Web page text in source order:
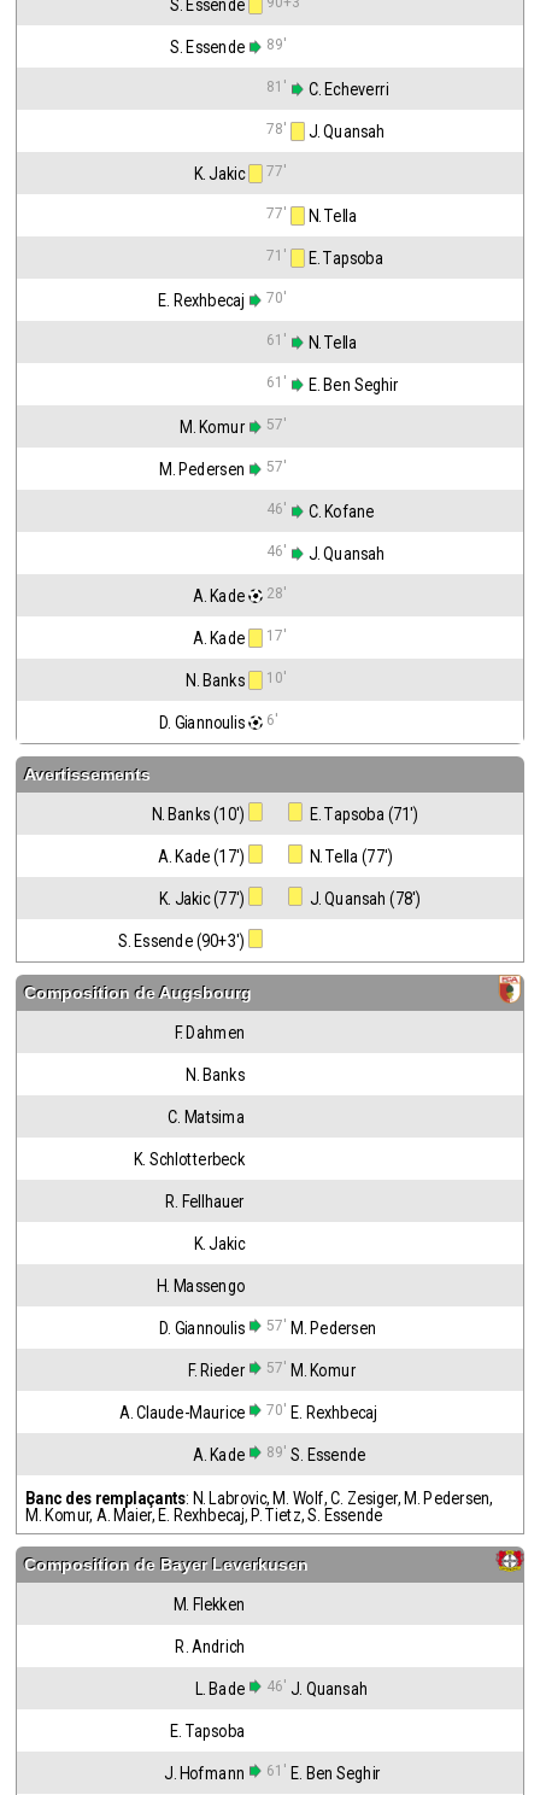
S. Essende
S. Essende 89'
81' C. Echeverri
78' J. Quansah
K. Jakic 77'
77' N. Tella
71' E. Tapsoba
E. Rexhbecaj 70'
61' N. Tella
61' E. Ben Seghir
M. Komur 57'
M. Pedersen 57'
46' C. Kofane
46' J. Quansah
A. Kade 28'
A. Kade 17'
N. Banks 10'
D. Giannoulis 6'
Avertissements
N. Banks (10') E. Tapsoba (71')
A. Kade (17') N. Tella (77')
K. Jakic (77') J. Quansah (78')
S. Essende (90+3')
Composition deAugsbourg
F. Dahmen
N. Banks
C. Matsima
K. Schlotterbeck
R. Fellhauer
K. Jakic
H. Massengo
D. Giannoulis 57' M. Pedersen
F. Rieder 57' M. Komur
A. Claude-Maurice 70' E. Rexhbecaj
A. Kade 89' S. Essende
Banc des remplaçants: N. Labrovic, M. Wolf,C. Zesiger, M. Pedersen,
M. Komur, A. Maier, E. Rexhbecaj, P. Tietz,S. Essende
Composition de Bayer Leverkusen
M. Flekken
R. Andrich
L. Bade 46' J. Quansah
E. Tapsoba
J. Hofmann 61' E. Ben Seghir